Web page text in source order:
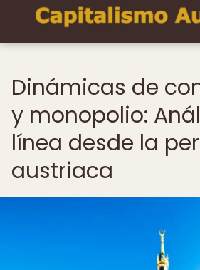
Dinámicas de
y monopolio:
línea desde la
austriaca